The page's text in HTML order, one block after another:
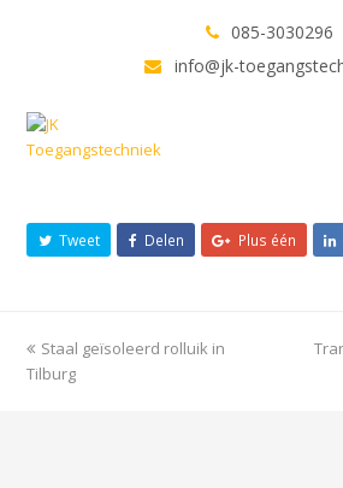
085-3030296
info@jk-
Transparant
Geperforeerd
Tweet Delen Plus één
previous
post:
Staal geïsoleerd rolluik in
Tilburg